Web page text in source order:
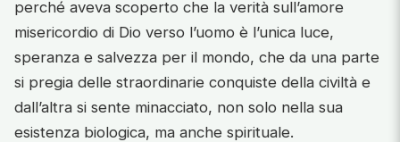
perché aveva scoperto che la verità sull’amore
misericordio di Dio verso l’uomo è l’unica luce,
speranza e salvezza per il mondo, che da una parte
si pregia delle straordinarie conquiste della civiltà e
dall’altra si sente minacciato, non solo nella sua
esistenza biologica, ma anche spirituale.